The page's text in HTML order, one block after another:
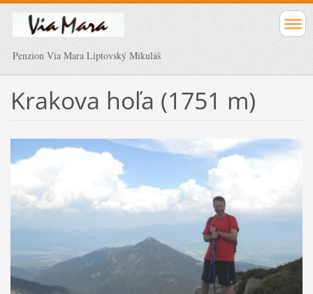
Penzion Via Mara Liptovský Mikuláš
Krakova hoľa (1751 m)